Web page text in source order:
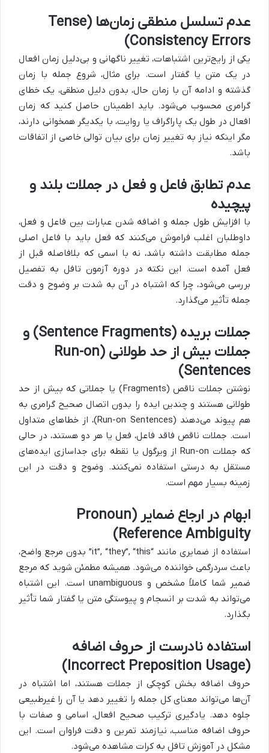
عدم تسلسل منطقی زمان‌ها (Tense
Consistency Errors)
یکی از رایج‌ترین اشتباهات، تغییر ناگهانی و بی‌دلیل زمان افعال
در یک متن یا گفتار است. برای مثال، شروع جمله با زمان
گذشته و ادامه آن با زمان حال، بدون دلیل منطقی، یک خطای
گرامری محسوب می‌شود. باید اطمینان حاصل کنید که زمان
افعال در طول یک پاراگراف یا روایت، با یکدیگر همخوانی دارند،
مگر اینکه نیاز به تغییر زمان برای بیان توالی خاصی از اتفاقات
باشد.
عدم تطابق فاعل و فعل در جملات بلند و
پیچیده
با افزایش طول جمله و اضافه شدن عبارات بین فاعل و فعل،
داوطلبان اغلب فراموش می‌کنند که فعل باید با فاعل اصلی
جمله مطابقت داشته باشد، نه با اسمی که بلافاصله قبل از
فعل آمده است. این نکته در دوره آزمون تافل به تفصیل
بررسی می‌شود، چرا که اشتباه در آن به شدت بر وضوح و دقت
جمله تأثیر می‌گذارد.
جملات بریده (Sentence Fragments) و
جملات بیش از حد طولانی (Run-on
Sentences)
نوشتن جملات ناقص (Fragments) یا جملاتی که بیش از حد
طولانی هستند و چندین ایده را بدون اتصال صحیح گرامری به
هم پیوند می‌دهند (Run-on Sentences)، از خطاهای متداول
است. جملات ناقص فاقد فاعل، فعل یا هر دو هستند، در حالی
که جملات Run-on از ویرگول یا نقطه برای جداسازی ایده‌های
مستقل به درستی استفاده نمی‌کنند. وضوح و دقت در این
زمینه بسیار مهم است.
ابهام در ارجاع ضمایر (Pronoun
Reference Ambiguity)
استفاده از ضمایری مانند “it”, “they”, “this” بدون مرجع واضح،
باعث سردرگمی خواننده می‌شود. همیشه مطمئن شوید که مرجع
ضمیر شما کاملاً مشخص و unambiguous است. این اشتباه
می‌تواند به شدت بر انسجام و پیوستگی متن یا گفتار شما تأثیر
بگذارد.
استفاده نادرست از حروف اضافه
(Incorrect Preposition Usage)
حروف اضافه بخش کوچکی از جملات هستند، اما اشتباه در
آن‌ها می‌تواند معنای کل جمله را تغییر دهد یا آن را غیرطبیعی
جلوه دهد. یادگیری ترکیب صحیح افعال، اسامی و صفات با
حروف اضافه مناسب، نیازمند تمرین و دقت فراوان است. این
مشکل در آموزش تافل به کرات مشاهده می‌شود.